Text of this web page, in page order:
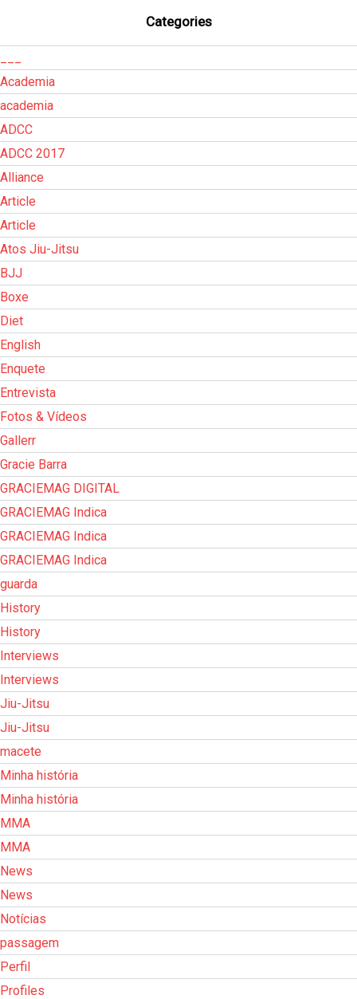
Categories
Academia
academia
ADCC
ADCC 2017
Alliance
Article
Article
Atos Jiu-Jitsu
BJJ
Boxe
Diet
English
Enquete
Entrevista
Fotos & Vídeos
Gallerr
Gracie Barra
GRACIEMAG DIGITAL
GRACIEMAG Indica
GRACIEMAG Indica
GRACIEMAG Indica
guarda
History
History
Interviews
Interviews
Jiu-Jitsu
Jiu-Jitsu
macete
Minha história
Minha história
MMA
MMA
News
News
Notícias
passagem
Perfil
Profiles